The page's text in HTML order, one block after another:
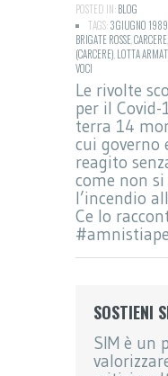
POSTED IN:BLOG
TAGS:3 GIUGNO 1989
BRIGATE ROSSECARCERE
(CARCERE) LOTTA
VOCI
Le rivolte
per il
terra 14
cui governo
reagito
come non si
l’incendio
Ce lo
SOSTIENI
SIM è un